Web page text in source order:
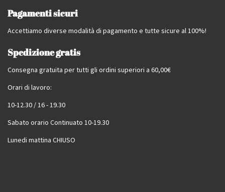
Pagamenti sicuri
Accettiamo diverse modalità di pagamento e tutte sicure al 100%!
Spedizione gratis
Consegna gratuita per tutti gli ordini superiori a 60,00€
Orari di lavoro:
10-12.30 / 16 - 19.30
Sabato orario Continuato 10-19.30
Lunedi mattina CHIUSO